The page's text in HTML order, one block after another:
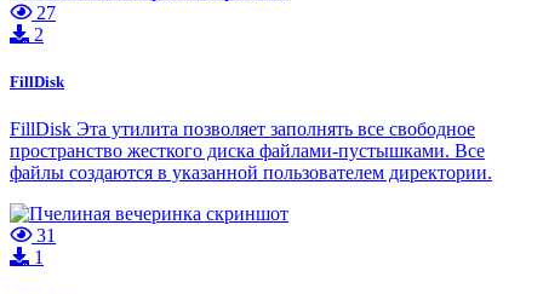
27
2
FillDisk
FillDisk Эта утилита позволяет заполнять все свободное
пространство жесткого диска файлами-пустышками. Все
файлы создаются в указанной пользователем директории.
31
1